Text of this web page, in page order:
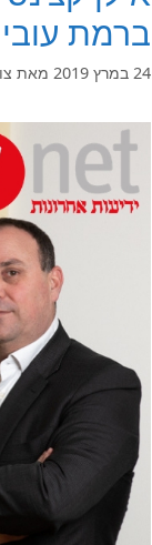
ברמת עובי
24 במרץ 2019 מאת